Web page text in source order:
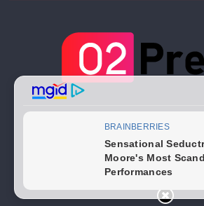
Copyright © 202602 Press . All
ColorMagby ThemeGrill.